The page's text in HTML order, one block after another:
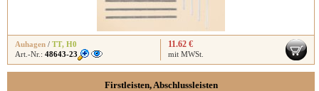
Auhagen / TT, H0
Art.-Nr.: 48643-23
11.62 €
mit MWSt.
Firstleisten, Abschlussleisten